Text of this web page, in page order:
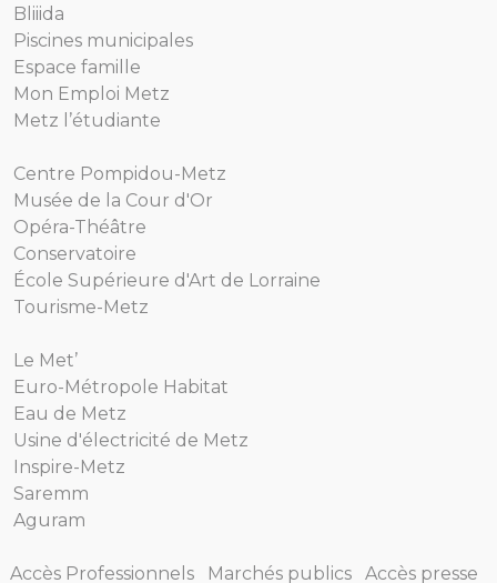
Bliiida
Piscines municipales
Espace famille
Mon Emploi Metz
Metz l’étudiante
Centre Pompidou-Metz
Musée de la Cour d'Or
Opéra-Théâtre
Conservatoire
École Supérieure d'Art de Lorraine
Tourisme-Metz
Le Met’
Euro-Métropole Habitat
Eau de Metz
Usine d'électricité de Metz
Inspire-Metz
Saremm
Aguram
Accès Professionnels Marchés publics Accès presse